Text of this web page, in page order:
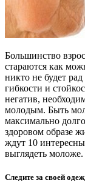
Большинство
стараются как
никто не будет
гибкости и
негатив,
молодым. Быть
максимально
здоровом образе
ждут 10
выглядеть моложе.
Следите за своей